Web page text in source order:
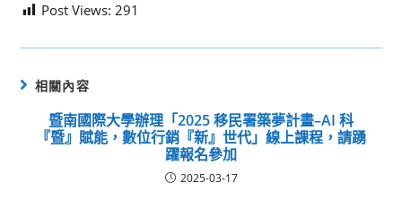
Post Views: 291
相關內容
暨南國際大學辦理「2025 移民署築夢計畫–AI 科
『暨』賦能，數位行銷『新』世代」線上課程，請踴
躍報名參加
2025-03-17